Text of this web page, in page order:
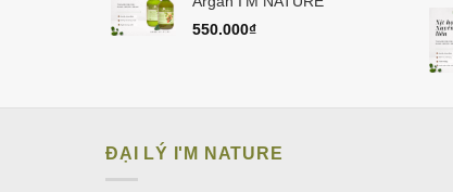
550.000₫
ĐẠI LÝ I'M NATURE